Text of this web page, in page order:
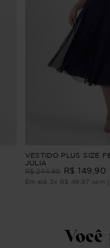
VESTIDO PLUS SIZE
JULIA
R$ 244,90 R$ 149 90
Em até 3x R$ 49 97 sem